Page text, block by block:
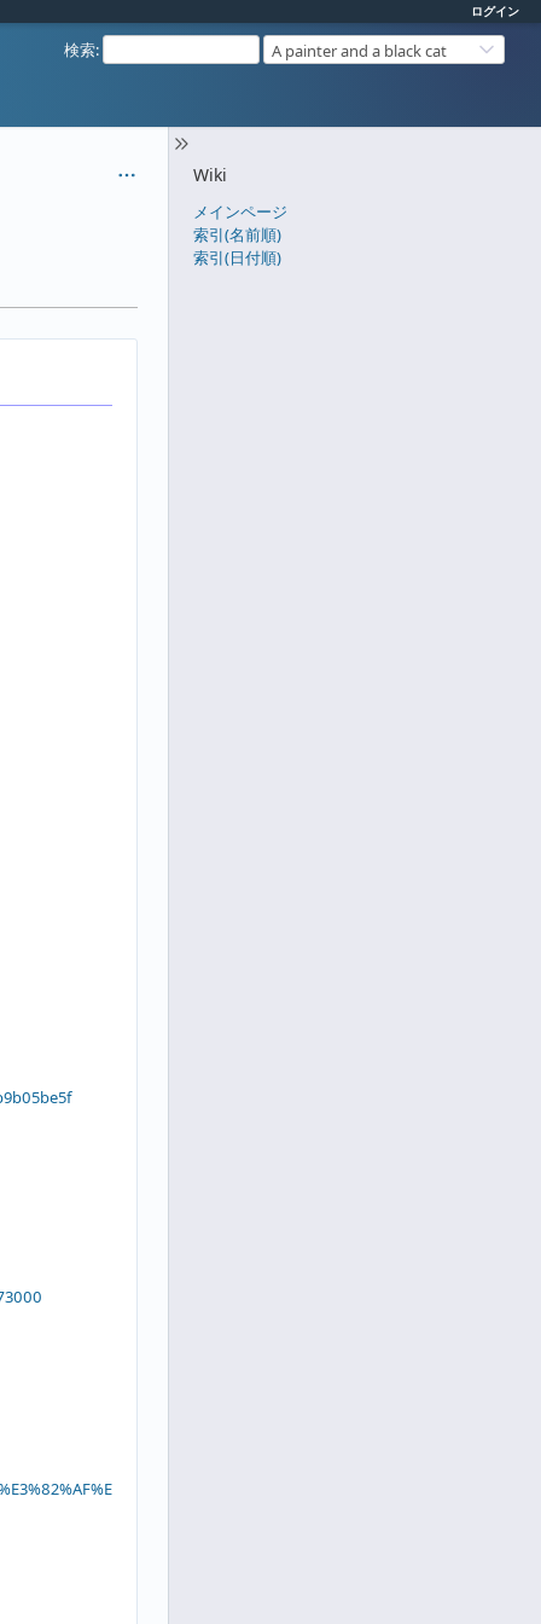
ログイン
検索: A painter and a black cat
Wiki
メインページ
索引(名前順)
索引(日付順)